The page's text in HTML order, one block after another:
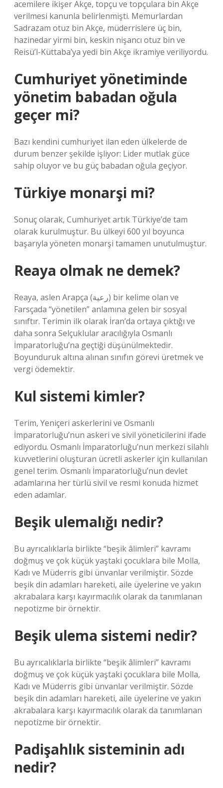
acemilere ikişer Akçe, topçu ve topçulara bin Akçe
verilmesi kanunla belirlenmişti. Memurlardan
Sadrazam otuz bin Akçe, müderrislere üç bin,
hazinedar yirmi bin, keskin nişancı otuz bin ve
Reisü’l-Küttaba’ya yedi bin Akçe ikramiye veriliyordu.
Cumhuriyet yönetiminde
yönetim babadan oğula
geçer mi?
Bazı kendini cumhuriyet ilan eden ülkelerde de
durum benzer şekilde işliyor: Lider mutlak güce
sahip oluyor ve bu güç babadan oğula geçiyor.
Türkiye monarşi mi?
Sonuç olarak, Cumhuriyet artık Türkiye’de tam
olarak kurulmuştur. Bu ülkeyi 600 yıl boyunca
başarıyla yöneten monarşi tamamen unutulmuştur.
Reaya olmak ne demek?
Reaya, aslen Arapça (رعية) bir kelime olan ve
Farsçada “yönetilen” anlamına gelen bir sosyal
sınıftır. Terimin ilk olarak İran’da ortaya çıktığı ve
daha sonra Selçuklular aracılığıyla Osmanlı
İmparatorluğu’na geçtiği düşünülmektedir.
Boyunduruk altına alınan sınıfın görevi üretmek ve
vergi ödemektir.
Kul sistemi kimler?
Terim, Yeniçeri askerlerini ve Osmanlı
İmparatorluğu’nun askeri ve sivil yöneticilerini ifade
ediyordu. Osmanlı İmparatorluğu’nun merkezi silahlı
kuvvetlerini oluşturan ücretli askerler için kullanılan
genel terim. Osmanlı İmparatorluğu’nun devlet
adamlarına her türlü sivil ve resmi konuda hizmet
eden adamlar.
Beşik ulemalığı nedir?
Bu ayrıcalıklarla birlikte “beşik âlimleri” kavramı
doğmuş ve çok küçük yaştaki çocuklara bile Molla,
Kadı ve Müderris gibi ünvanlar verilmiştir. Sözde
beşik din adamları hareketi, aile üyelerine ve yakın
akrabalara karşı kayırmacılık olarak da tanımlanan
nepotizme bir örnektir.
Beşik ulema sistemi nedir?
Bu ayrıcalıklarla birlikte “beşik âlimleri” kavramı
doğmuş ve çok küçük yaştaki çocuklara bile Molla,
Kadı ve Müderris gibi ünvanlar verilmiştir. Sözde
beşik din adamları hareketi, aile üyelerine ve yakın
akrabalara karşı kayırmacılık olarak da tanımlanan
nepotizme bir örnektir.
Padişahlık sisteminin adı
nedir?